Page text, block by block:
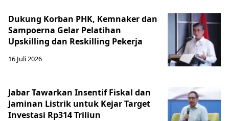
Dukung Korban PHK, Kemnaker dan
Sampoerna Gelar Pelatihan
Upskilling dan Reskilling Pekerja
16 Juli 2026
Jabar Tawarkan Insentif Fiskal dan
Jaminan Listrik untuk Kejar Target
Investasi Rp314 Triliun